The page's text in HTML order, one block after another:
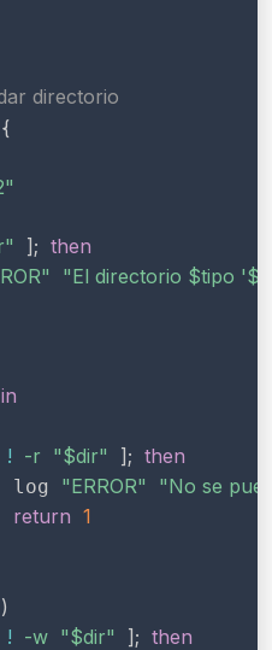
directorio
{
"
" ] ; then
"El directorio $tipo '
in
! -r "$dir" ] ; then
log
"ERROR"
"No se
return 1
)
! -w "$dir" ] ; then